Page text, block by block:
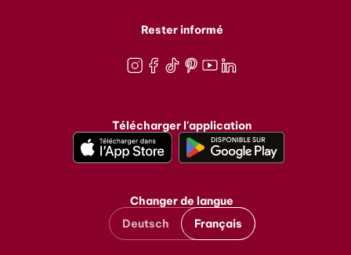
Rester informé
Télécharger l'application
Changer de langue
Deutsch
Français